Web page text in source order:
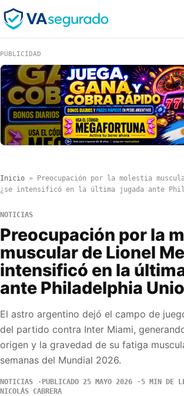
PUBLICIDAD
Inicio »
Preocupación por la molestia
¿se intensificó en la última jugada ante
NOTICIAS
Preocupación por la
muscular de Lionel
intensificó en la
ante Philadelphia
El astro argentino dejó el campo de
del partido contra Inter Miami,
origen y la gravedad de su fatiga
semanas del Mundial 2026.
NOTICIAS PUBLICADO 25 MAYO 2026
5 MIN DE
NICOLÁS CABRERA